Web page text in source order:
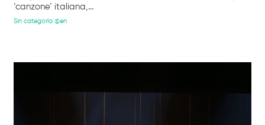
‘canzone’ italiana,...
Sin categoría @en